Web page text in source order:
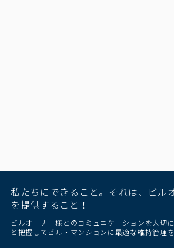
私たちにできること。それは、ビル
を提供すること！
ビルオーナー様とのコミュニケーションを大切
と把握してビル・マンションに最適な維持管理を